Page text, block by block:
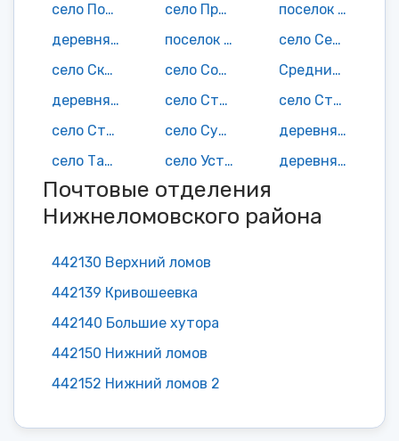
село Пошутовка
село Прянзерки
поселок Рабочий Уголок
деревня Ражки
поселок Светлореченька
село Серый Ключ
село Скрипицино
село Сорокино
Средний поселок
деревня Старая Мурава
село Старая Нявка
село Старый Шуструй
село Стяжкино
село Сухопечаевка
деревня Танкаевка
село Тархово
село Усть-Каремша деревня Федоровка
Почтовые отделения
Нижнеломовского района
442130 Верхний ломов
442139 Кривошеевка
442140 Большие хутора
442150 Нижний ломов
442152 Нижний ломов 2